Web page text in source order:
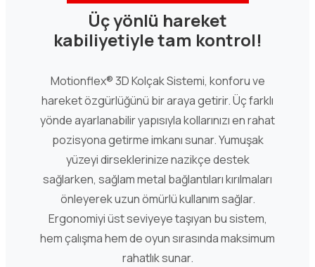
Üç yönlü hareket
kabiliyetiyle tam kontrol!
Motionflex® 3D Kolçak Sistemi, konforu ve
hareket özgürlüğünü bir araya getirir. Üç farklı
yönde ayarlanabilir yapısıyla kollarınızı en rahat
pozisyona getirme imkanı sunar. Yumuşak
yüzeyi dirseklerinize nazikçe destek
sağlarken, sağlam metal bağlantıları kırılmaları
önleyerek uzun ömürlü kullanım sağlar.
Ergonomiyi üst seviyeye taşıyan bu sistem,
hem çalışma hem de oyun sırasında maksimum
rahatlık sunar.